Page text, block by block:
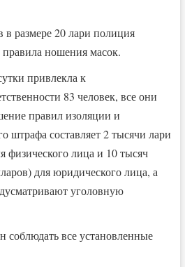
размере 20 лари полиция
ношения масок.
привлекла к
83 человек, все они
правил изоляции и
штрафа составляет 2 тысячи лари
физического лица и 10 тысяч
для юридического лица, а
уголовную
все установленные